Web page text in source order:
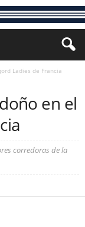
Ladies de Francia
en el
corredoras de la